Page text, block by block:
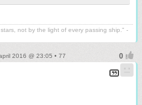
not by the light of every passing ship." -
2016 @ 23:05 • 77